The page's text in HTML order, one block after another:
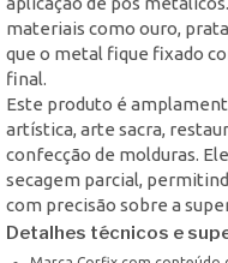
materiais como ouro,
que o metal fique fixado
final.
Este produto é
artística, arte sacra,
confecção de molduras.
secagem parcial,
com precisão sobre a
Detalhes técnicos e